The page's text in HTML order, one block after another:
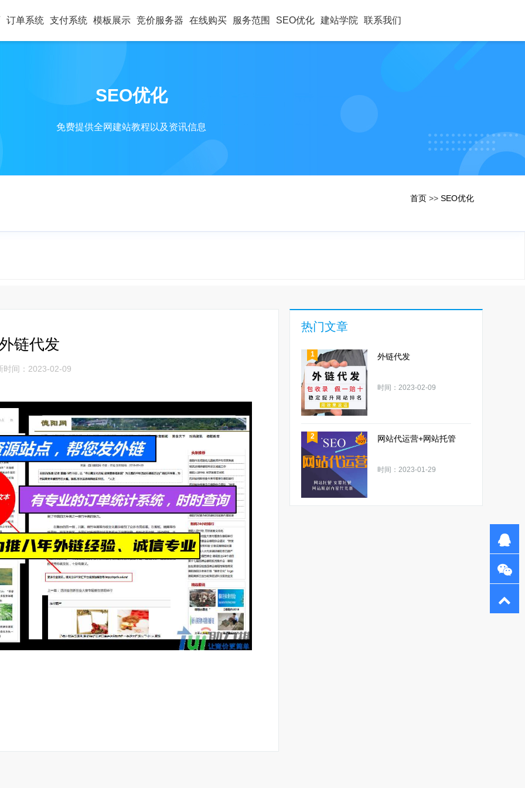
订单系统 支付系统 模板展示 竞价服务器 在线购买 服务范围 SEO优化 建站学院 联系我们
SEO优化
免费提供全网建站教程以及资讯信息
首页 >> SEO优化
链代发
时间：2023-02-09
热门文章
1 外链代发
时间：2023-02-09
2 网站代运营+网站托管
时间：2023-01-29